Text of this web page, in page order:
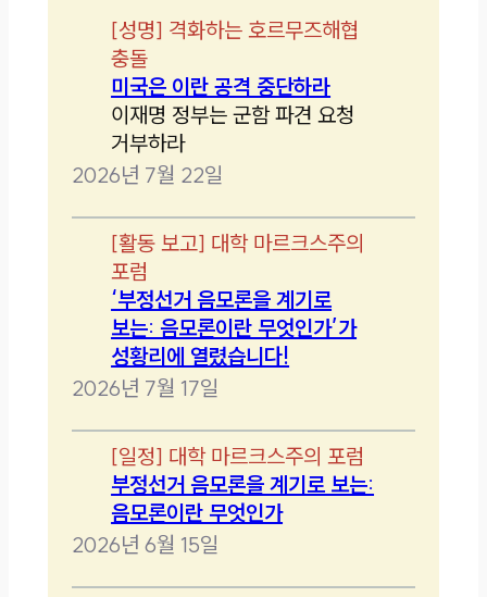
[성명] 격화하는 호르무즈해협
충돌
미국은 이란 공격 중단하라
이재명 정부는 군함 파견 요청
거부하라
2026년 7월 22일
[활동 보고] 대학 마르크스주의
포럼
‘부정선거 음모론을 계기로
보는: 음모론이란 무엇인가’가
성황리에 열렸습니다!
2026년 7월 17일
[일정] 대학 마르크스주의 포럼
부정선거 음모론을 계기로 보는:
음모론이란 무엇인가
2026년 6월 15일